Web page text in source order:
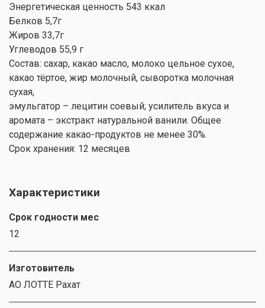
Энергетическая ценность 543 ккал
Белков 5,7г
Жиров 33,7г
Углеводов 55,9 г
Состав: сахар, какао масло, молоко цельное сухое,
какао тёртое, жир молочный, сыворотка молочная
сухая,
эмульгатор – лецитин соевый; усилитель вкуса и
аромата – экстракт натуральной ванили. Общее
содержание какао-продуктов не менее 30%.
Срок хранения: 12 месяцев
Характеристики
Срок годности мес
12
Изготовитель
АО ЛОТТЕ Рахат